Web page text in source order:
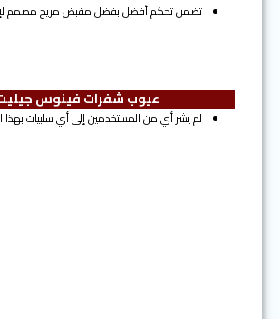
تضمن تحكم أفضل بفضل مقبض مريح مصمم
عيوب شفرات فينوس
لم يشر أي من المستخدمين إلى أي سلبيات بهذا